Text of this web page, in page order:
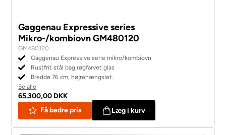
Gaggenau Expressive series
Mikro-/kombiovn GM480120
GM480120
Gaggenau Expressive serie mikro/kombiovn
Rustfrit stål bag røgfarvet glas
Bredde 76 cm, højrehængslet.
Se alle
65.300,00 DKK
Få bedre pris
Læg i kurv